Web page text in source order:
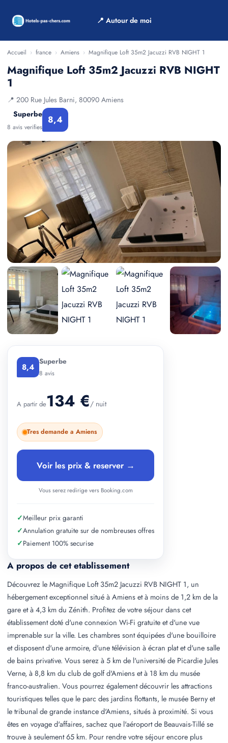
📍 Autour de moi
Accueil › france › Amiens › Magnifique Loft 35m2 Jacuzzi RVB NIGHT 1
Magnifique Loft 35m2 Jacuzzi RVB NIGHT
1
📍 200 Rue Jules Barni, 80090 Amiens
Superbe
8 avis verifies
8,4
A propos de cet etablissement
Découvrez le Magnifique Loft 35m2 Jacuzzi RVB NIGHT 1, un
hébergement exceptionnel situé à Amiens et à moins de 1,2 km de la
gare et à 4,3 km du Zénith. Profitez de votre séjour dans cet
établissement doté d'une connexion Wi-Fi gratuite et d'une vue
imprenable sur la ville. Les chambres sont équipées d'une bouilloire
et disposent d'une armoire, d'une télévision à écran plat et d'une salle
de bains privative. Vous serez à 5 km de l'université de Picardie Jules
Verne, à 8,8 km du club de golf d'Amiens et à 18 km du musée
franco-australien. Vous pourrez également découvrir les attractions
touristiques telles que le parc des jardins flottants, le musée Berny et
le tribunal de grande instance d'Amiens, situés à proximité. Si vous
êtes en voyage d'affaires, sachez que l'aéroport de Beauvais-Tillé se
trouve à seulement 65 km. Pour rendre votre séjour encore plus
8,4 Superbe
8 avis
A partir de134 €/ nuit
Tres demande a Amiens
Voir les prix & reserver →
Vous serez redirige vers Booking.com
✓Meilleur prix garanti
✓Annulation gratuite sur de nombreuses offres
✓Paiement 100% securise